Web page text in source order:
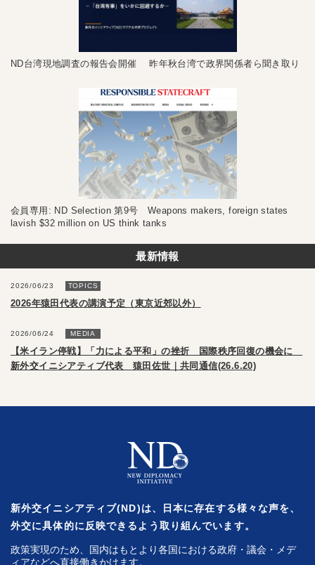
ND台湾現地調査の報告会開催 昨年秋台湾で政界関係者ら聞き取り
会員専用: ND Selection 第9号 Weapons makers, foreign states
lavish $32 million on US think tanks
最新情報
2026/06/23 TOPICS
2026年猿田代表の講演予定（東京近郊以外）
2026/06/24 MEDIA
【米イラン停戦】「力による平和」の挫折 国際秩序回復の機会に
新外交イニシアティブ代表 猿田佐世｜共同通信(26.6.20)
新外交イニシアティブ(ND)は、日本に存在する様々な声を、
外交に具体的に反映できるよう取り組んでいます。
政策実現のため、国内はもとより各国における政府・議会・メデ
ィアなどへ直接働きかけます。